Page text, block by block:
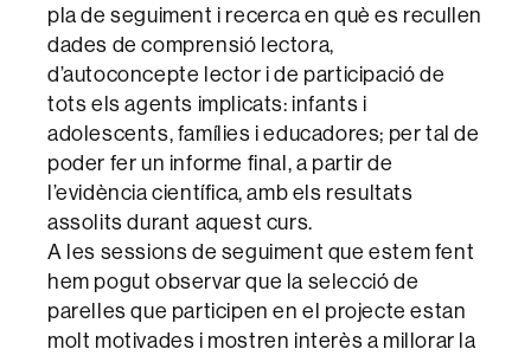
pla de seguiment i recerca en què es recullen
dades de comprensió lectora,
d’autoconcepte lector i de participació de
tots els agents implicats: infants i
adolescents, famílies i educadores; per tal de
poder fer un informe final, a partir de
l’evidència científica, amb els resultats
assolits durant aquest curs.
A les sessions de seguiment que estem fent
hem pogut observar que la selecció de
parelles que participen en el projecte estan
molt motivades i mostren interès a millorar la